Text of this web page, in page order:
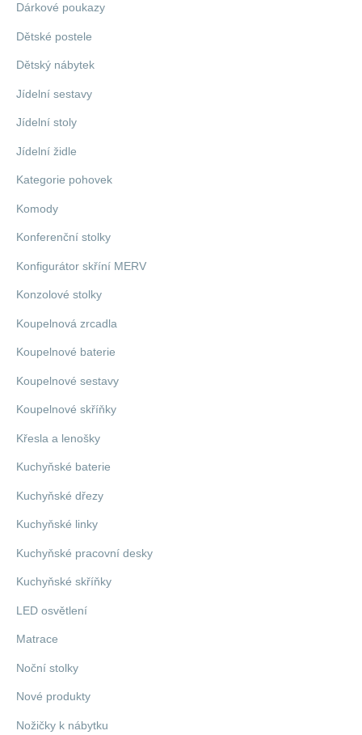
Dárkové poukazy
Dětské postele
Dětský nábytek
Jídelní sestavy
Jídelní stoly
Jídelní židle
Kategorie pohovek
Komody
Konferenční stolky
Konfigurátor skříní MERV
Konzolové stolky
Koupelnová zrcadla
Koupelnové baterie
Koupelnové sestavy
Koupelnové skříňky
Křesla a lenošky
Kuchyňské baterie
Kuchyňské dřezy
Kuchyňské linky
Kuchyňské pracovní desky
Kuchyňské skříňky
LED osvětlení
Matrace
Noční stolky
Nové produkty
Nožičky k nábytku